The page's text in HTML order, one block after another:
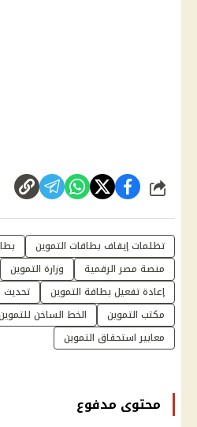
شارك
تظلمات إيقاف بطاقات التموين
منصة مصر الرقمية
وزارة التموين
إعادة تفعيل بطاقة التموين
تحديث
مكتب التموين
الخط الساخن
معايير استحقاق التموين
محتوى مدفوع